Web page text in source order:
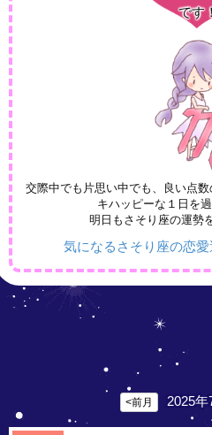
です
交際中でも片思い中でも、良い点
キハッピーな１日を
明日もさそり座の運勢
気になるさそり座の恋
<前月 2025年